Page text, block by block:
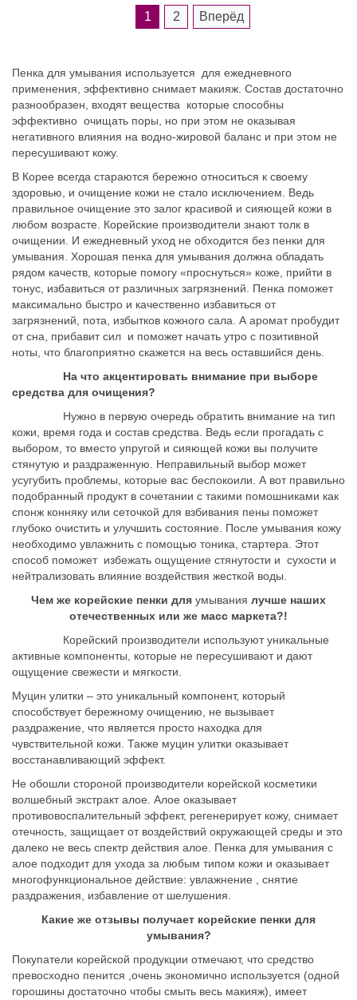
1 2 Вперёд
Пенка для умывания используется для ежедневного
применения, эффективно снимает макияж. Состав достаточно
разнообразен, входят вещества которые способны
эффективно очищать поры, но при этом не оказывая
негативного влияния на водно-жировой баланс и при этом не
пересушивают кожу.
В Корее всегда стараются бережно относиться к своему
здоровью, и очищение кожи не стало исключением. Ведь
правильное очищение это залог красивой и сияющей кожи в
любом возрасте. Корейские производители знают толк в
очищении. И ежедневный уход не обходится без пенки для
умывания. Хорошая пенка для умывания должна обладать
рядом качеств, которые помогу «проснуться» коже, прийти в
тонус, избавиться от различных загрязнений. Пенка поможет
максимально быстро и качественно избавиться от
загрязнений, пота, избытков кожного сала. А аромат пробудит
от сна, прибавит сил и поможет начать утро с позитивной
ноты, что благоприятно скажется на весь оставшийся день.
На что акцентировать внимание при выборе
средства для очищения?
Нужно в первую очередь обратить внимание на тип
кожи, время года и состав средства. Ведь если прогадать с
выбором, то вместо упругой и сияющей кожи вы получите
стянутую и раздраженную. Неправильный выбор может
усугубить проблемы, которые вас беспокоили. А вот правильно
подобранный продукт в сочетании с такими помошниками как
спонж конняку или сеточкой для взбивания пены поможет
глубоко очистить и улучшить состояние. После умывания кожу
необходимо увлажнить с помощью тоника, стартера. Этот
способ поможет избежать ощущение стянутости и сухости и
нейтрализовать влияние воздействия жесткой воды.
Чем же корейские пенки для умывания лучше наших
отечественных или же масс маркета?!
Корейский производители используют уникальные
активные компоненты, которые не пересушивают и дают
ощущение свежести и мягкости.
Муцин улитки – это уникальный компонент, который
способствует бережному очищению, не вызывает
раздражение, что является просто находка для
чувствительной кожи. Также муцин улитки оказывает
восстанавливающий эффект.
Не обошли стороной производители корейской косметики
волшебный экстракт алое. Алое оказывает
противовоспалительный эффект, регенерирует кожу, снимает
отечность, защищает от воздействий окружающей среды и это
далеко не весь спектр действия алое. Пенка для умывания с
алое подходит для ухода за любым типом кожи и оказывает
многофункциональное действие: увлажнение , снятие
раздражения, избавление от шелушения.
Какие же отзывы получает корейские пенки для
умывания?
Покупатели корейской продукции отмечают, что средство
превосходно пенится ,очень экономично используется (одной
горошины достаточно чтобы смыть весь макияж), имеет